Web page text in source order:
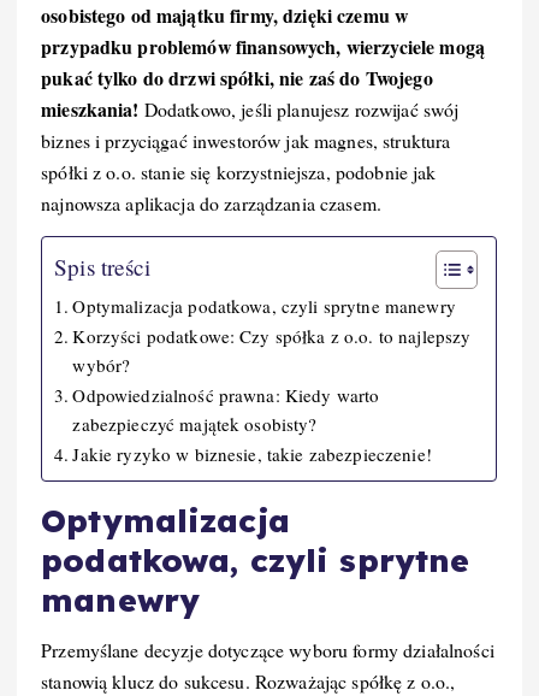
osobistego od majątku firmy, dzięki czemu w
przypadku problemów finansowych, wierzyciele mogą
pukać tylko do drzwi spółki, nie zaś do Twojego
mieszkania! Dodatkowo, jeśli planujesz rozwijać swój
biznes i przyciągać inwestorów jak magnes, struktura
spółki z o.o. stanie się korzystniejsza, podobnie jak
najnowsza aplikacja do zarządzania czasem.
Spis treści
Optymalizacja podatkowa, czyli sprytne manewry
Korzyści podatkowe: Czy spółka z o.o. to najlepszy
wybór?
Odpowiedzialność prawna: Kiedy warto
zabezpieczyć majątek osobisty?
Jakie ryzyko w biznesie, takie zabezpieczenie!
Optymalizacja
podatkowa, czyli sprytne
manewry
Przemyślane decyzje dotyczące wyboru formy działalności
stanowią klucz do sukcesu. Rozważając spółkę z o.o.,